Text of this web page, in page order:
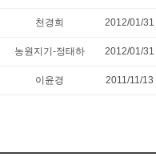
천경희 2012/01/31
농원지기-정태하 2012/01/31
이윤경 2011/11/13